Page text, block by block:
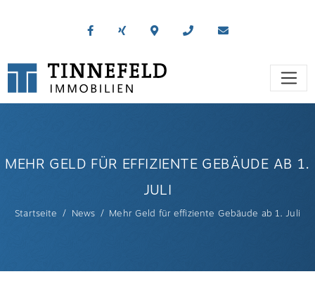
MEHR GELD FÜR EFFIZIENTE GEBÄUDE AB 1.
JULI
Startseite News Mehr Geld für effiziente Gebäude ab 1. Juli